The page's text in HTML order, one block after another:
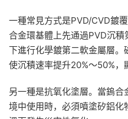
一種常見方式是PVD/CVD鍍
合金環基體上先通過PVD沉
下進行化學鍍第二軟金屬層
使沉積速率提升20%～50%，
另一種是抗氧化塗層。當鎢
境中使用時，必須噴塗矽鋁